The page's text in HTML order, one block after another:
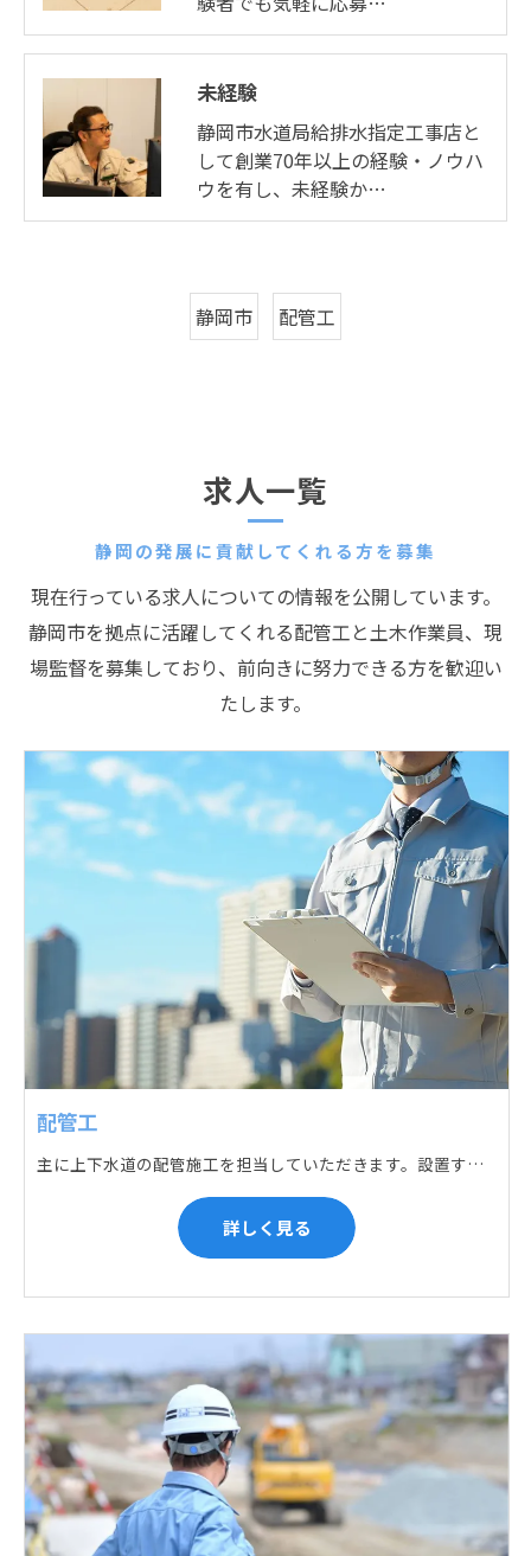
未経験
静岡市水道局給排水指定工事店と
して創業70年以上の経験・ノウハ
ウを有し、未経験か…
静岡市 配管工
静岡の発展に貢献してくれる方を募集
求人一覧
現在行っている求人についての情報を公開しています。
静岡市を拠点に活躍してくれる配管工と土木作業員、現
場監督を募集しており、前向きに努力できる方を歓迎い
たします。
配管工
主に上下水道の配管施工を担当していただきます。設置する場所に応じて配管の形状や流れを工夫する管加工、ねじ切り、管締め、そして管据付作業になり、5人以上のチームで動くことが多いです。
詳しく見る